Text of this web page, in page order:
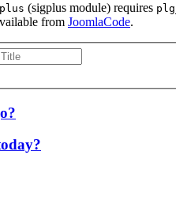
(sigplus module) requires
from JoomlaCode.